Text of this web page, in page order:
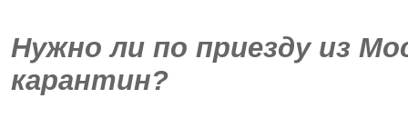
Нужно ли по приезду из
карантин?